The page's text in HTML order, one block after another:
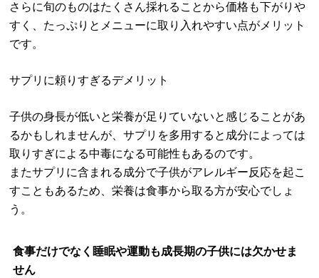
さらに旬のものはたくさん採れることから価格も下がりや
すく、たっぷりとメニューに取り入れやすい点がメリット
です。
サプリに頼りすぎるデメリット
子供の身長が低いと栄養が足りていないと感じることがあ
るかもしれませんが、サプリを多用すると成分によっては
取りすぎによる中毒になる可能性もあるのです。
またサプリに含まれる成分で子供がアレルギー反応を起こ
すこともあるため、栄養は食事から取る方が安心でしょ
う。
食事だけでなく睡眠や運動も成長期の子供には欠かせま
せん